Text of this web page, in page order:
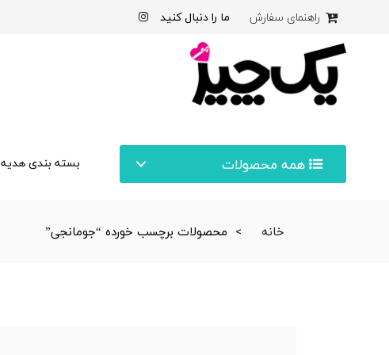
راهنمای سفارش ما را دنبال کنید
همه محصولات بسته بندی هدیه
خانه محصولات برچسب خورده “جومانجی”